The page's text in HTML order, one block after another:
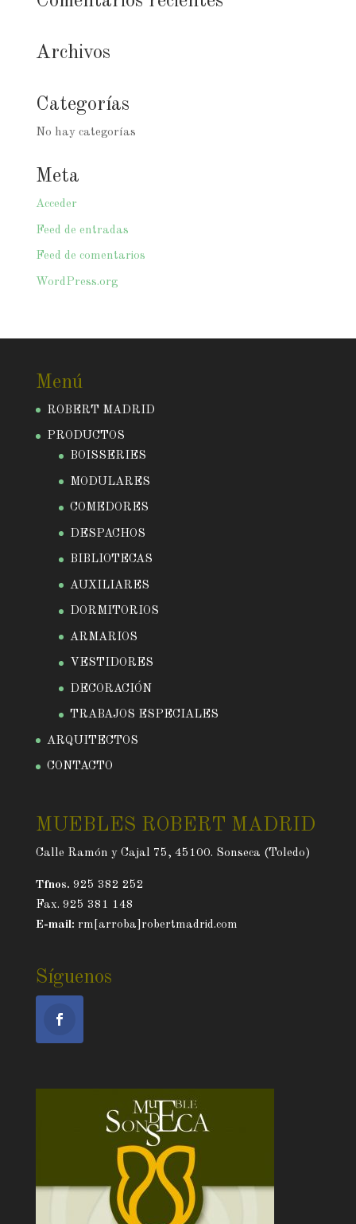
Archivos
Categorías
No hay categorías
Meta
Acceder
Feed de entradas
Feed de comentarios
WordPress.org
Menú
ROBERT MADRID
PRODUCTOS
BOISSERIES
MODULARES
COMEDORES
DESPACHOS
BIBLIOTECAS
AUXILIARES
DORMITORIOS
ARMARIOS
VESTIDORES
DECORACIÓN
TRABAJOS ESPECIALES
ARQUITECTOS
CONTACTO
MUEBLES ROBERT MADRID
Calle Ramón y Cajal 75, 45100. Sonseca (Toledo)
Tfnos. 925 382 252
Fax. 925 381 148
E-mail: rm[arroba]robertmadrid.com
Síguenos